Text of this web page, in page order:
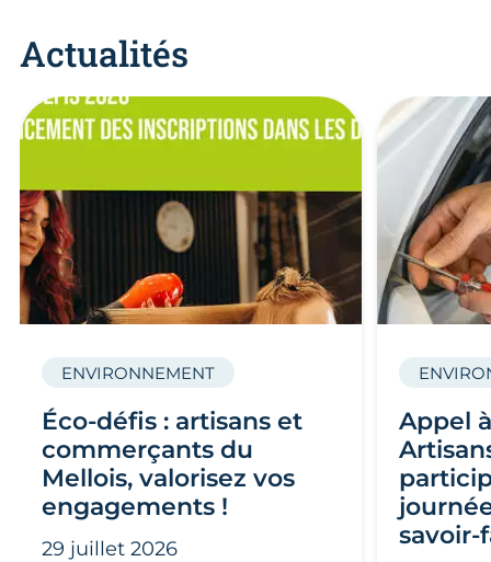
Actualités
Éco-défis : artisans et
commerçants du
Mellois, valorisez vos
engagements !
ENVIRONNEMENT
29 juillet 2026
Appel
savoir-